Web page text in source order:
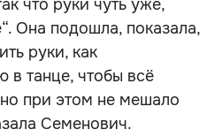
что руки чуть уже,
Она подошла, показала,
руки, как
в танце, чтобы всё
при этом не мешало
Семенович.